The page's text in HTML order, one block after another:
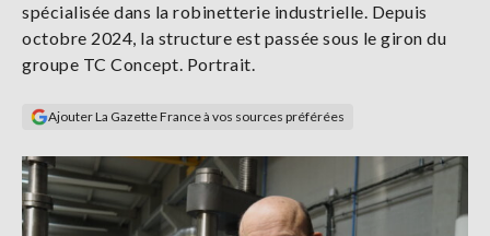
Se
S'abonner
spécialisée dans la robinetterie industrielle. Depuis
octobre 2024, la structure est passée sous le giron du
groupe TC Concept. Portrait.
Ajouter La Gazette France à vos sources préférées